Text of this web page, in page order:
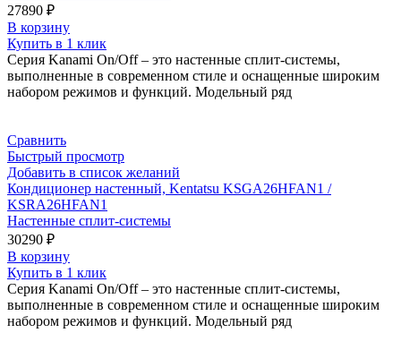
27890 ₽
В корзину
Купить в 1 клик
Серия Kanami On/Off – это настенные сплит-системы,
выполненные в современном стиле и оснащенные широким
набором режимов и функций. Модельный ряд
Сравнить
Быстрый просмотр
Добавить в список желаний
Кондиционер настенный, Kentatsu KSGA26HFAN1 /
KSRA26HFAN1
Настенные сплит-системы
30290 ₽
В корзину
Купить в 1 клик
Серия Kanami On/Off – это настенные сплит-системы,
выполненные в современном стиле и оснащенные широким
набором режимов и функций. Модельный ряд